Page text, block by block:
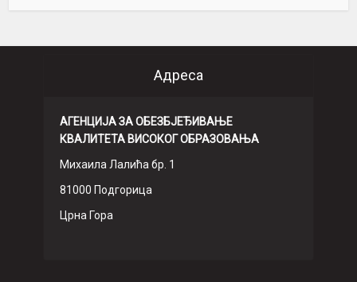
Адреса
АГЕНЦИЈА ЗА ОБЕЗБЈЕЂИВАЊЕ
КВАЛИТЕТА ВИСОКОГ ОБРАЗОВАЊА
Михаила Лалића бр. 1
81000 Подгорица
Црна Гора